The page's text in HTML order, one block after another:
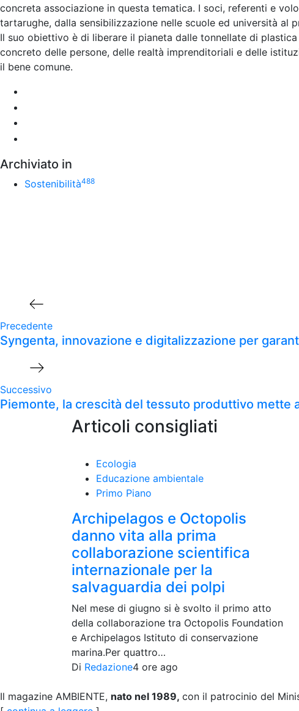
concreta associazione in questa tematica. I soci, referenti e
tartarughe, dalla sensibilizzazione nelle scuole ed università al
Il suo obiettivo è di liberare il pianeta dalle tonnellate di
concreto delle persone, delle realtà imprenditoriali e delle
il bene comune.
Archiviato in
Sostenibilità488
Navigazione
articoli
Precedente
Syngenta, innovazione e digitalizzazione per
Successivo
Piemonte, la crescità del tessuto produttivo mette
Articoli consigliati
Ecologia
Educazione ambientale
Primo Piano
Archipelagos e Octopolis
danno vita alla prima
collaborazione scientifica
internazionale per la
salvaguardia dei polpi
Nel mese di giugno si è svolto il primo atto
della collaborazione tra Octopolis Foundation
e Archipelagos Istituto di conservazione
marina.Per quattro…
Di Redazione4 ore ago
Il magazine AMBIENTE, nato nel 1989, con il patrocinio del